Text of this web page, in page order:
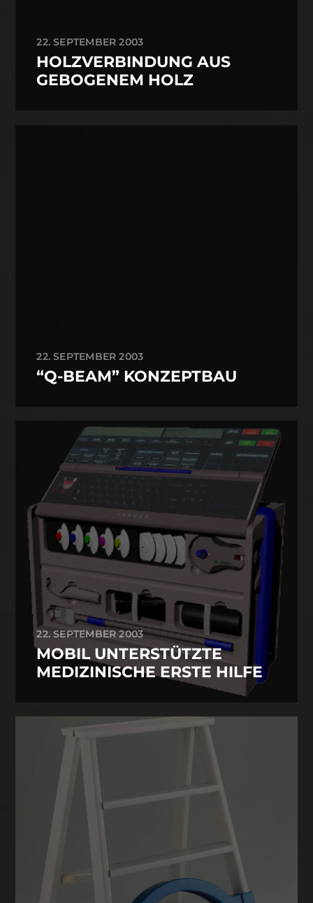
22. SEPTEMBER 2003
HOLZVERBINDUNG AUS
GEBOGENEM HOLZ
22. SEPTEMBER 2003
“Q-BEAM” KONZEPTBAU
22. SEPTEMBER 2003
MOBIL UNTERSTÜTZTE
MEDIZINISCHE ERSTE HILFE